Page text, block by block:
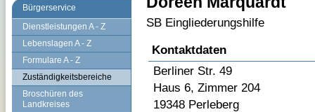
Bürgerservice
Dienstleistungen A - Z
Lebenslagen A - Z
Formulare A - Z
Zuständigkeitsbereiche
Broschüren des
Landkreises
SB Eingliederungshilfe
Kontaktdaten
Berliner Str. 49
Haus 6, Zimmer 204
19348 Perleberg